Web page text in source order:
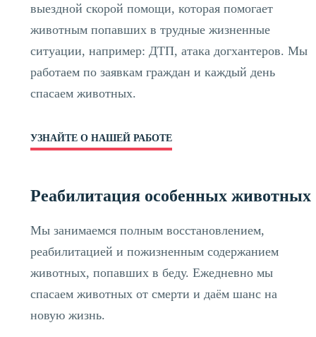
выездной скорой помощи, которая помогает
животным попавших в трудные жизненные
ситуации, например: ДТП, атака догхантеров. Мы
работаем по заявкам граждан и каждый день
спасаем животных.
УЗНАЙТЕ О НАШЕЙ РАБОТЕ
Реабилитация особенных животных
Мы занимаемся полным восстановлением,
реабилитацией и пожизненным содержанием
животных, попавших в беду. Ежедневно мы
спасаем животных от смерти и даём шанс на
новую жизнь.